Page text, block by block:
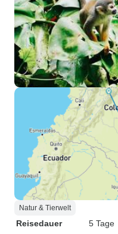
Natur & Tierwelt
Reisedauer
5 Tage